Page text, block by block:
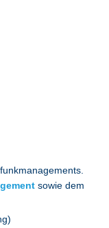
sowie dem